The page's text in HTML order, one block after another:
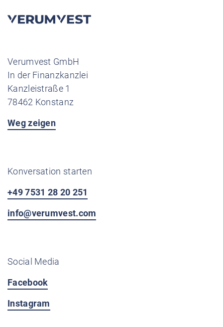
Verumvest GmbH
In der Finanzkanzlei
Kanzleistraße 1
78462 Konstanz
Weg zeigen
Konversation starten
+49 7531 28 20 251
info@verumvest.com
Social Media
Facebook
Instagram